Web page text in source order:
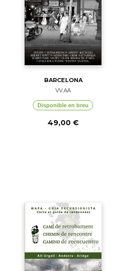
BARCELONA
VV.AA
Disponible en breu
49,00 €